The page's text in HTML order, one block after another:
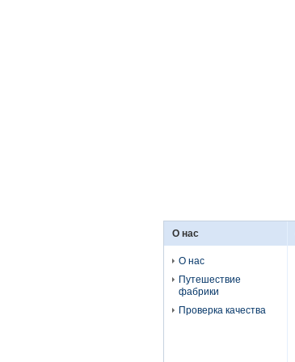
О нас
О нас
Путешествие
фабрики
Проверка качества